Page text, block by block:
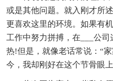
或是其他问题。就入刚才所
更喜欢这里的环境。如果有
工作中努力拼搏，在___公
热!但是，就像老话常说：“
今，我却刚好在这个节骨眼